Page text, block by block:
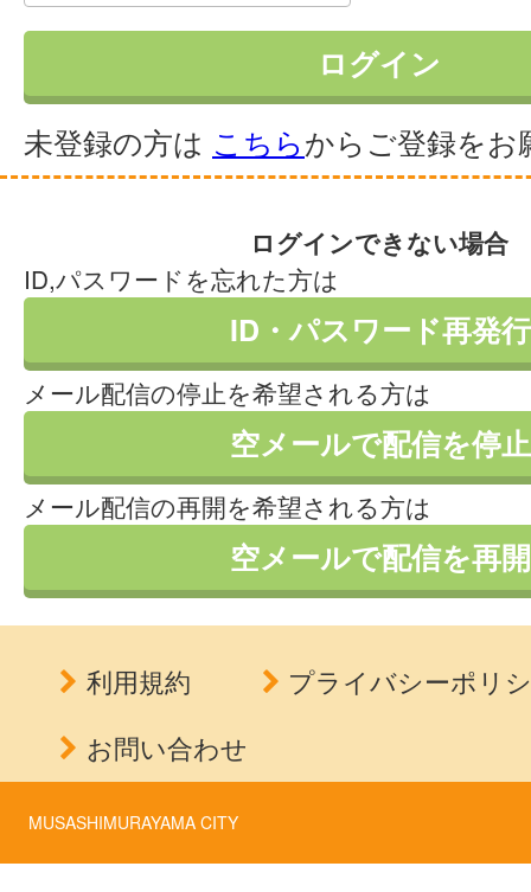
未登録の方は こちらからご登録をお
ログインできない場合
ID,パスワードを忘れた方は
ID・パスワード再発行
メール配信の停止を希望される方は
空メールで配信を停止
メール配信の再開を希望される方は
空メールで配信を再開
利用規約
プライバシーポリ
お問い合わせ
MUSASHIMURAYAMA CITY